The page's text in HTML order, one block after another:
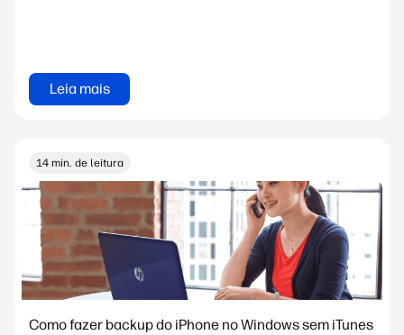
Leia mais
14 min. de leitura
Como fazer backup do iPhone no Windows sem iTunes